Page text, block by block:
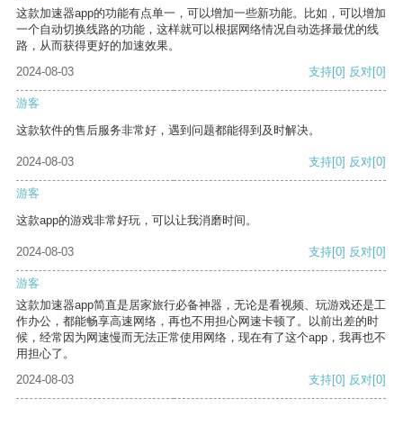
这款加速器app的功能有点单一，可以增加一些新功能。比如，可以增加
一个自动切换线路的功能，这样就可以根据网络情况自动选择最优的线
路，从而获得更好的加速效果。
2024-08-03
支持[0] 反对[0]
游客
这款软件的售后服务非常好，遇到问题都能得到及时解决。
2024-08-03 支持[0] 反对[0]
游客
这款app的游戏非常好玩，可以让我消磨时间。
2024-08-03 支持[0] 反对[0]
游客
这款加速器app简直是居家旅行必备神器，无论是看视频、玩游戏还是工
作办公，都能畅享高速网络，再也不用担心网速卡顿了。以前出差的时
候，经常因为网速慢而无法正常使用网络，现在有了这个app，我再也不
用担心了。
2024-08-03
支持[0] 反对[0]